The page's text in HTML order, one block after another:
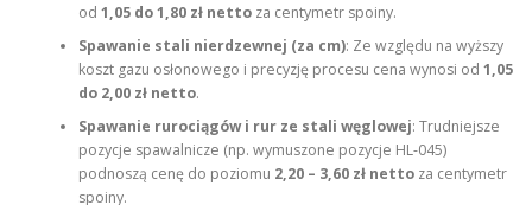
od 1,05 do 1,80 zł nettoza centymetr spoiny.
Spawanie stali nierdzewnej (za cm): Ze względu na wyższy
koszt gazu osłonowego i precyzję procesu cena wynosi od 1,05
do 2,00 zł netto.
Spawanie rurociągów i rur ze stali węglowej: Trudniejsze
pozycje spawalnicze (np. wymuszone pozycje HL-045)
podnoszą cenę do poziomu 2,20 – 3,60 zł nettoza centymetr
spoiny.